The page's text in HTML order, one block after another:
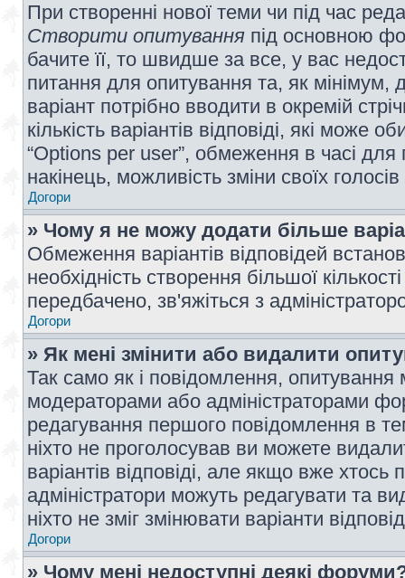
При створенні нової теми чи під час
Створити опитування під основною
бачите її, то швидше за все, у вас
питання для опитування та, як мінімум,
варіант потрібно вводити в окремій
кількість варіантів відповіді, які може
“Options per user”, обмеження в часі для
накінець, можливість зміни своїх
Догори
» Чому я не можу додати більше
Обмеження варіантів відповідей
необхідність створення більшої
передбачено, зв'яжіться з
Догори
» Як мені змінити або видалити
Так само як і повідомлення,
модераторами або адміністраторами
редагування першого повідомлення в
ніхто не проголосував ви можете
варіантів відповіді, але якщо вже
адміністратори можуть редагувати та
ніхто не зміг змінювати варіанти
Догори
» Чому мені недоступні деякі